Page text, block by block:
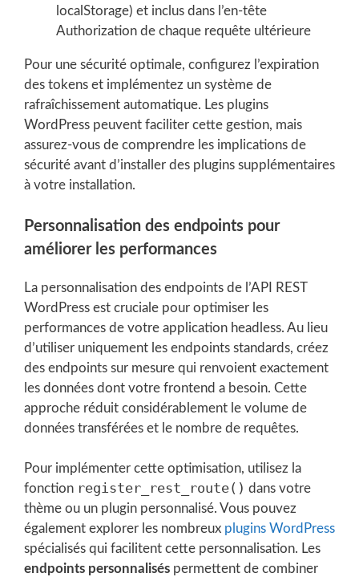
localStorage) et inclus dans l’en-tête
Authorization de chaque requête ultérieure
Pour une sécurité optimale, configurez l’expiration
des tokens et implémentez un système de
rafraîchissement automatique. Les plugins
WordPress peuvent faciliter cette gestion, mais
assurez-vous de comprendre les implications de
sécurité avant d’installer des plugins supplémentaires
à votre installation.
Personnalisation des endpoints pour
améliorer les performances
La personnalisation des endpoints de l’API REST
WordPress est cruciale pour optimiser les
performances de votre application headless. Au lieu
d’utiliser uniquement les endpoints standards, créez
des endpoints sur mesure qui renvoient exactement
les données dont votre frontend a besoin. Cette
approche réduit considérablement le volume de
données transférées et le nombre de requêtes.
Pour implémenter cette optimisation, utilisez la
fonction register_rest_route() dans votre
thème ou un plugin personnalisé. Vous pouvez
également explorer les nombreux plugins WordPress
spécialisés qui facilitent cette personnalisation. Les
endpoints personnalisés permettent de combiner